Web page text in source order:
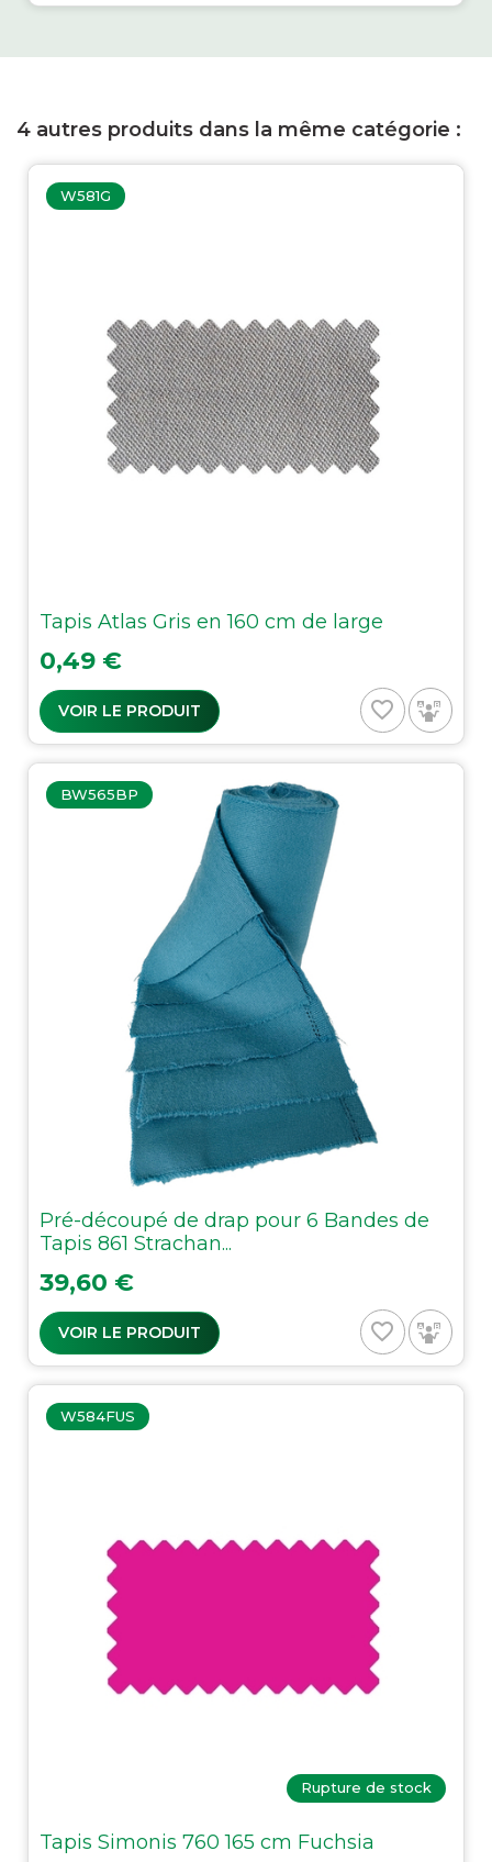
4 autres produits dans la même catégorie :
W581G
Tapis Atlas Gris en 160 cm de large
Prix
0,49 €
VOIR LE PRODUIT favorite_border
BW565BP
Pré-découpé de drap pour 6 Bandes de
Tapis 861 Strachan...
Prix
39,60 €
VOIR LE PRODUIT favorite_border
W584FUS
Rupture de stock
Tapis Simonis 760 165 cm Fuchsia